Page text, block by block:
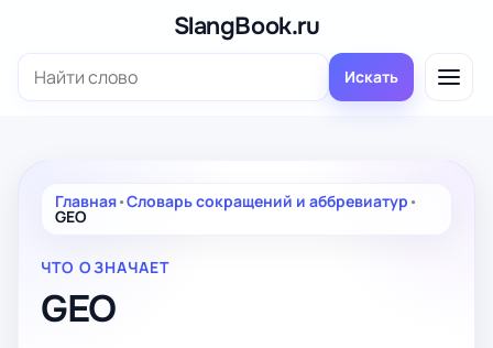
содержимому
SlangBook.ru
Поиск: Искать
Главная•Словарь сокращений и аббревиатур •
GEO
ЧТО ОЗНАЧАЕТ
GEO